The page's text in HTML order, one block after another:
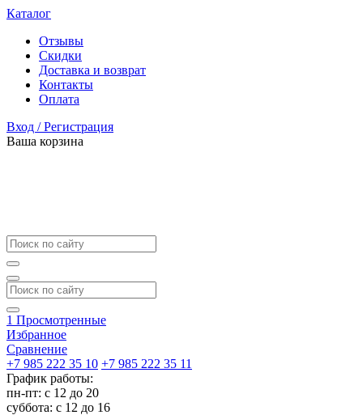
Каталог
Отзывы
Скидки
Доставка и возврат
Контакты
Оплата
Вход / Регистрация
Ваша корзина
1 Просмотренные
Избранное
Сравнение
+7 985 222 35 10 +7 985 222 35 11
График работы:
пн-пт: с 12 до 20
суббота: c 12 до 16